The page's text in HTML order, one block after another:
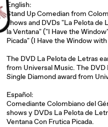
English:
Stand Up Comedian from
shows and DVDs "La Pelota de
la Ventana" ("I Have the
Picada" (I Have the Window
The DVD La Pelota de Letras
from Universal Music. The DVD
Single Diamond award from
Español:
Comediante Colombiano del
shows y DVDs La Pelota de
Ventana Con Frutica Picada.